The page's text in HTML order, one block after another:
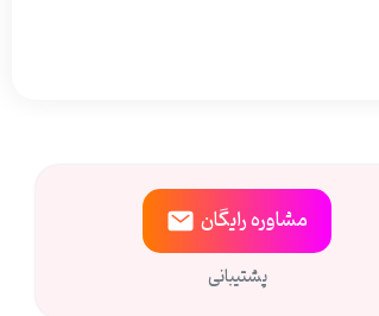
مشاورهرایگان
پشتیبانی